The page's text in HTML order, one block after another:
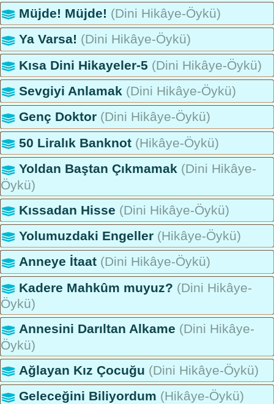
Müjde! Müjde! (Dini Hikâye-Öykü)
Ya Varsa! (Dini Hikâye-Öykü)
Kısa Dini Hikayeler-5 (Dini Hikâye-Öykü)
Sevgiyi Anlamak (Dini Hikâye-Öykü)
Genç Doktor (Dini Hikâye-Öykü)
50 Liralık Banknot (Hikâye-Öykü)
Yoldan Baştan Çıkmamak (Dini Hikâye-
Öykü)
Kıssadan Hisse (Dini Hikâye-Öykü)
Yolumuzdaki Engeller (Hikâye-Öykü)
Anneye İtaat (Dini Hikâye-Öykü)
Kadere Mahkûm muyuz? (Dini Hikâye-
Öykü)
Annesini Darıltan Alkame (Dini Hikâye-
Öykü)
Ağlayan Kız Çocuğu (Dini Hikâye-Öykü)
Geleceğini Biliyordum (Hikâye-Öykü)